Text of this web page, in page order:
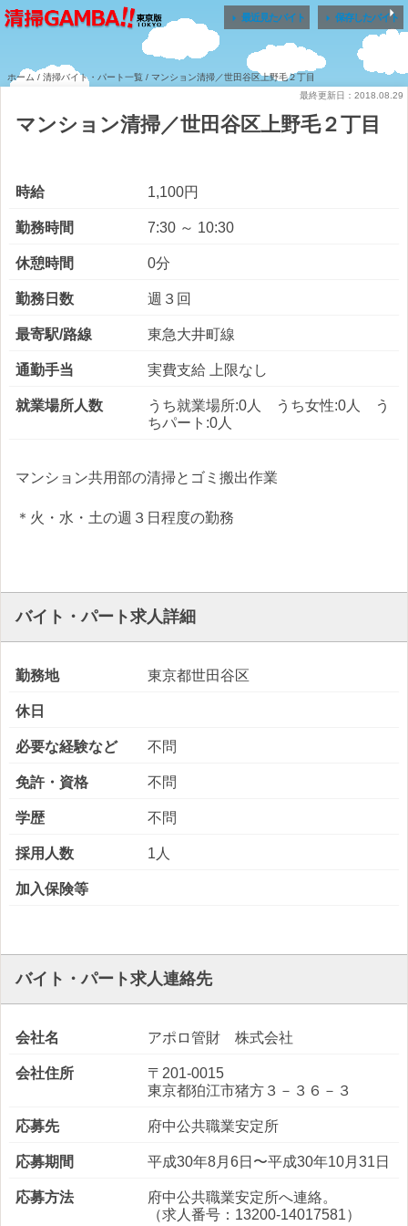
 最近見たバイト  保存したバイト
ホーム / 清掃バイト・パート一覧 / マンション清掃／世田谷区上野毛２丁目
最終更新日：2018.08.29
マンション清掃／世田谷区上野毛２丁目
時給 1,100円
勤務時間 7:30 ～ 10:30
休憩時間 0分
勤務日数 週３回
最寄駅/路線 東急大井町線
通勤手当 実費支給 上限なし
就業場所人数
うち就業場所:0人 うち女性:0人 う
ちパート:0人
マンション共用部の清掃とゴミ搬出作業
＊火・水・土の週３日程度の勤務
バイト・パート求人詳細
勤務地 東京都世田谷区
休日
必要な経験など 不問
免許・資格 不問
学歴 不問
採用人数 1人
加入保険等
バイト・パート求人連絡先
会社名 アポロ管財 株式会社
会社住所
〒201-0015
東京都狛江市猪方３－３６－３
応募先 府中公共職業安定所
応募期間 平成30年8月6日〜平成30年10月31日
応募方法
府中公共職業安定所へ連絡。
（求人番号：13200-14017581）